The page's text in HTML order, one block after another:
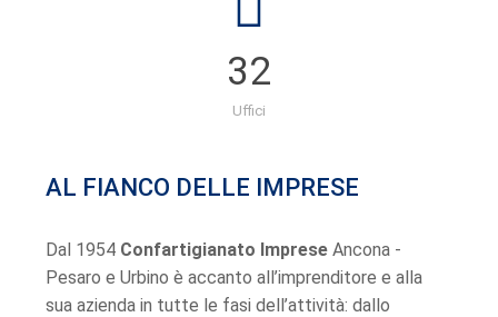
32
Uffici
AL FIANCO DELLE IMPRESE
Dal 1954 Confartigianato ImpreseAncona -
Pesaro e Urbino è accanto all’imprenditore e alla
sua azienda in tutte le fasi dell’attività: dallo